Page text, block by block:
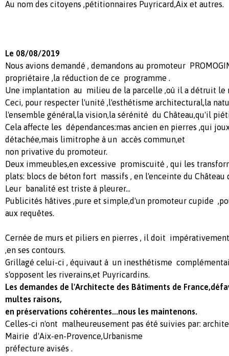
Au nom des citoyens ,pétitionnaires Puyricard,Aix et autres.
Le 08/08/2019
Nous avions demandé , demandons au promoteur
propriétaire ,la réduction de ce programme .
Une implantation au milieu de la parcelle ,où il a détruit le
Ceci, pour respecter l'unité ,l'esthétisme architectural,la
l'ensemble général,la vision,la sérénité du Château,qu'il
Cela affecte les dépendances:mas ancien en pierres ,qui
détachée,mais limitrophe à un accès commun,et
non privative du promoteur.
Deux immeubles,en excessive promiscuité , qui les
plats: blocs de béton fort massifs , en l'enceinte du Château
Leur banalité est triste à pleurer...
Publicités hâtives ,pure et simple,d'un promoteur cupide
aux requêtes.
Cernée de murs et piliers en pierres , il doit
,en ses contours.
Grillagé celui-ci , équivaut à un inesthétisme
s'opposent les riverains,et Puyricardins.
Les demandes de l'Architecte des Bâtiments de
multes raisons,
en préservations cohérentes...nous les maintenons.
Celles-ci n'ont malheureusement pas été suivies par:
Mairie d'Aix-en-Provence,Urbanisme
préfecture avisés .